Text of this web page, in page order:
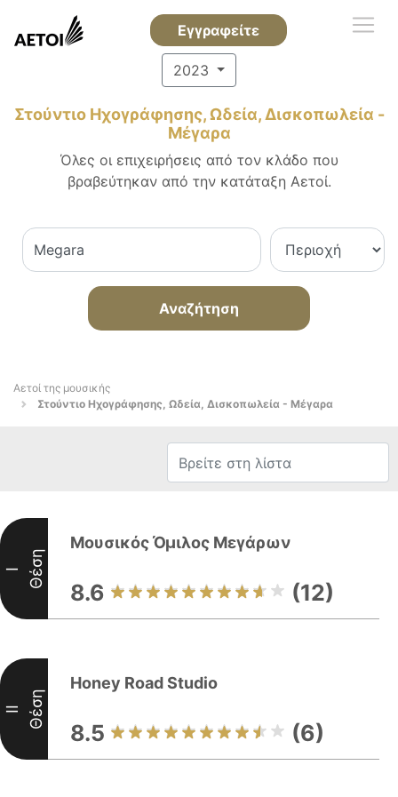
Εγγραφείτε
2023
Στούντιο Ηχογράφησης, Ωδεία, Δισκοπωλεία -
Μέγαρα
Όλες οι επιχειρήσεις από τον κλάδο που
βραβεύτηκαν από την κατάταξη Αετοί.
Αναζήτηση
Αετοί της μουσικής
Στούντιο Ηχογράφησης, Ωδεία, Δισκοπωλεία - Μέγαρα
I Θέση
Μουσικός Όμιλος Μεγάρων
8.6 (12)
II Θέση
Honey Road Studio
8.5 (6)